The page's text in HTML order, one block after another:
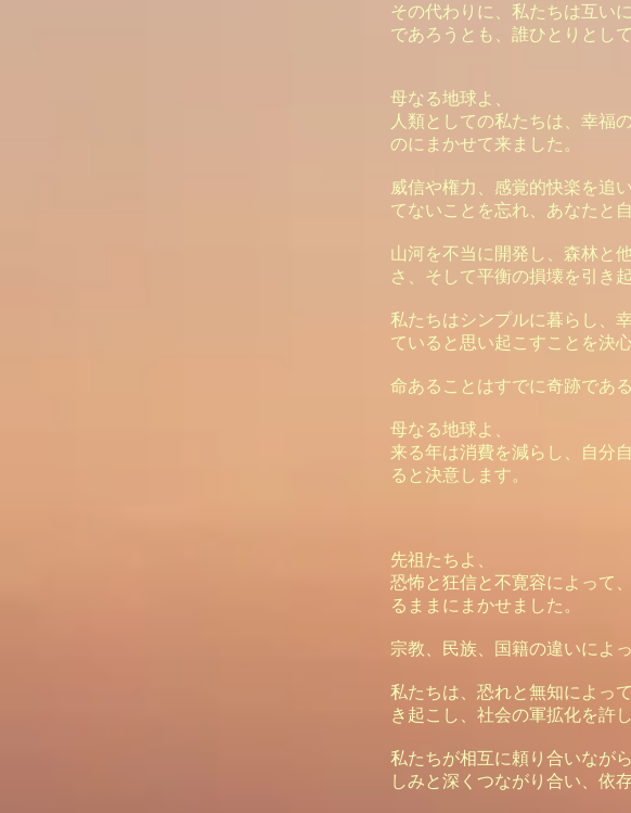
その代わりに、私たちは互い
であろうとも、誰ひとりとし
母なる地球よ、
人類としての私たちは、幸福
のにまかせて来ました。
威信や権力、感覚的快楽を追
てないことを忘れ、あなたと
山河を不当に開発し、森林と
さ、そして平衡の損壊を引き
私たちはシンプルに暮らし、
ていると思い起こすことを決心
命あることはすでに奇跡であ
母なる地球よ、
来る年は消費を減らし、自分
ると決意します。
先祖たちよ、
恐怖と狂信と不寛容によって
るままにまかせました。
宗教、民族、国籍の違いによ
私たちは、恐れと無知によっ
き起こし、社会の軍拡化を許し
私たちが相互に頼り合いなが
しみと深くつながり合い、依